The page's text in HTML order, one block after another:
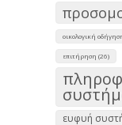
οικολογική
επιτήρηση (26)
ευφυή